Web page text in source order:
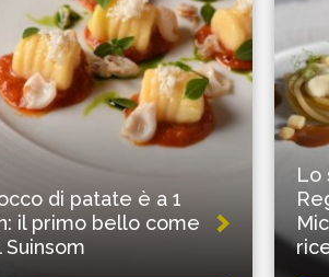
di patate è a 1
il primo bello come
Lo